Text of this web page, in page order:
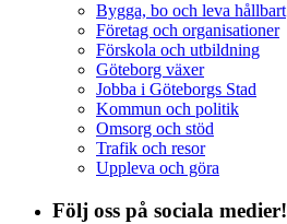
Bygga, bo och leva hållbart
Företag och organisationer
Förskola och utbildning
Göteborg växer
Jobba i Göteborgs Stad
Kommun och politik
Omsorg och stöd
Trafik och resor
Uppleva och göra
Följ oss på sociala medier!